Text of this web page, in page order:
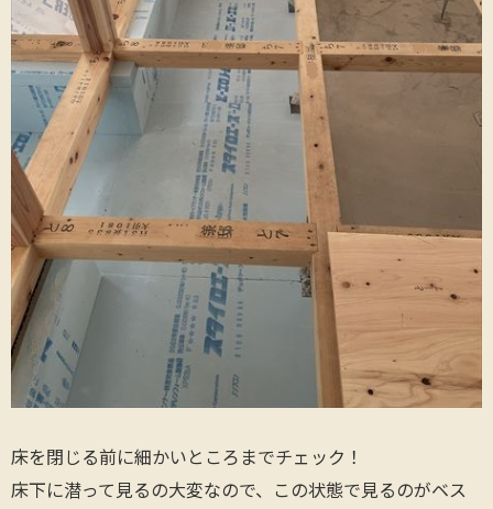
床を閉じる前に細かいところまでチェック！
床下に潜って見るの大変なので、この状態で見るのがベス